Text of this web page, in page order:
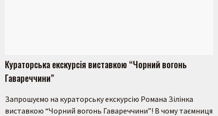
Кураторська екскурсія виставкою “Чорний вогонь
Гавареччини”
Запрошуємо на кураторську екскурсію Романа Зілінка
виставкою “Чорний вогонь Гавареччини”! В чому таємниця